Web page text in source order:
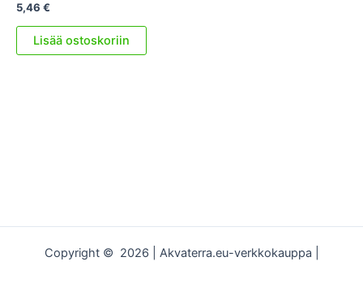
5,46 €
Lisää ostoskoriin
Copyright © 2026 | Akvaterra.eu-verkkokauppa |